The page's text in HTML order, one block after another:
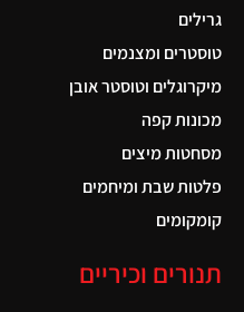
גרילים
טוסטרים ומצנמים
מיקרוגלים וטוסטר אובן
מכונות קפה
מסחטות מיצים
פלטות שבת ומיחמים
קומקומים
תנורים וכיריים